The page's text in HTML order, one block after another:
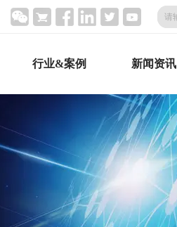
行业&案例 新闻资讯